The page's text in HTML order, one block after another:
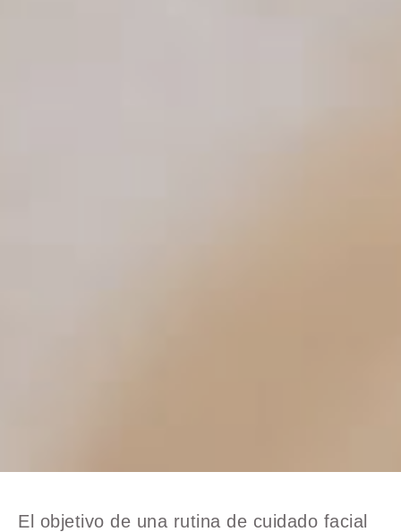
El objetivo de una rutina de cuidado facial